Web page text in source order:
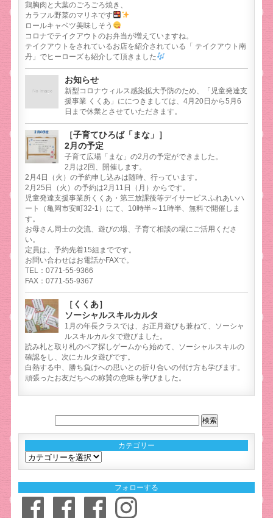
鶏胸肉と大葉のごろごろ焼き、
カラフル野菜のマリネです
ロールキャベツ美味しそう
コロナでテイクアウトのお弁当が増えていますね。
テイクアウトをされているお店を紹介されている「 テイクアウト南
丹」でヒーローズも紹介して頂きました
お知らせ
新型コロナウィルス感染拡大予防のため、「児童発達支
援事業 くくあ」ににつきましては、4月20日から5月6
日まで休業とさせていただきます。
［子育てひろば「まな」］
2月の予定
子育て広場「まな」の2月の予定ができました。
2月は2回、開催します。
2月4日（火）の予約申し込みは随時、行っています。
2月25日（火）の予約は2月11日（月）からです。
児童発達支援事業所くくあ・第三放課後等デイサービスふれあいハ
ート（亀岡市安町32-1）にて、10時半～11時半、無料で開催しま
す。
お母さん同士の交流、遊びの場、子育て相談の場にご活用くださ
い。
定員は、予約先着15組までです。
お問い合わせはお電話かFAXで。
TEL：0771-55-9366
FAX：0771-55-9367
［くくあ］
ソーシャルスキルカルタ
1月の年長クラスでは、お正月遊びも兼ねて、ソーシャ
ルスキルカルタで遊びました。
読み札と取り札のペア探しゲームから始めて、ソーシャルスキルの
確認をし、次にカルタ遊びです。
白熱する中、勝ち負けへの思いとの折り合いの付け方も学びます。
頑張ったお友だちへの称賛の意味も学びました。
カテゴリー
カ
フォローする
Facebook
Facebook Facebook Instagram